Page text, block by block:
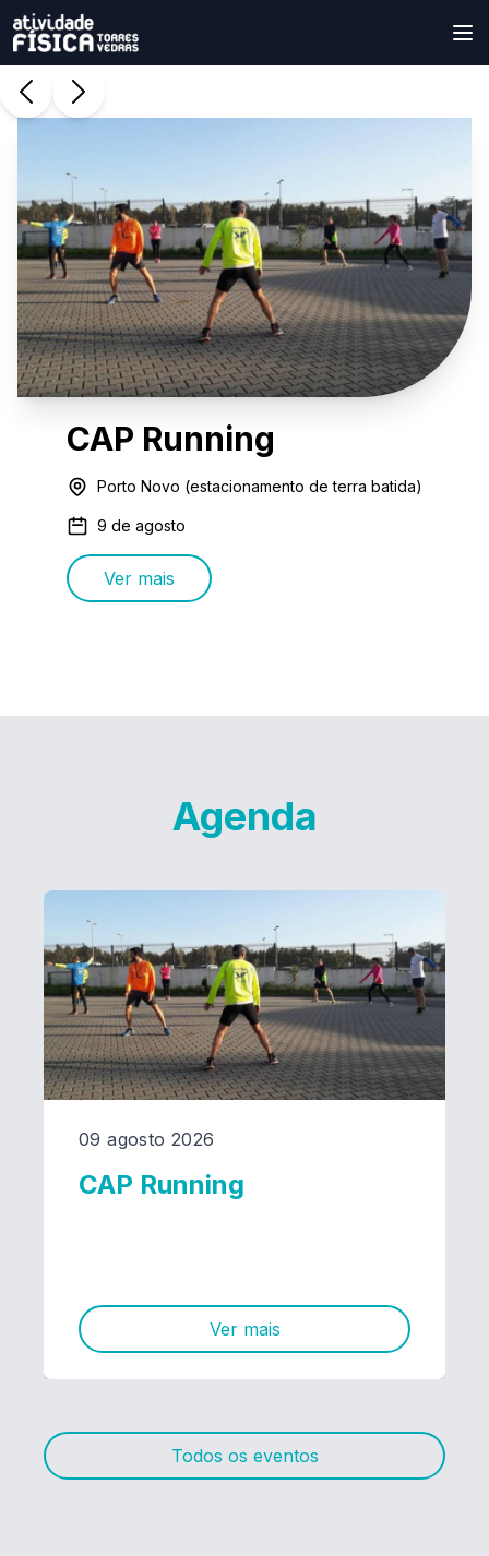
CAP Running
Porto Novo (estacionamento de terra batida)
9 de agosto
Ver mais
Agenda
09 agosto 2026
CAP Running
Ver mais
Todos os eventos